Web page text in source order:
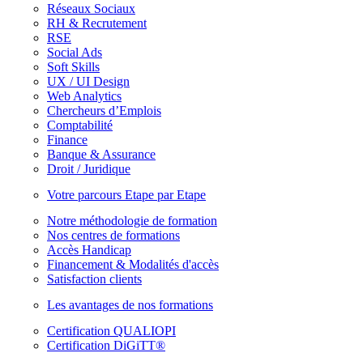
Réseaux Sociaux
RH & Recrutement
RSE
Social Ads
Soft Skills
UX / UI Design
Web Analytics
Chercheurs d’Emplois
Comptabilité
Finance
Banque & Assurance
Droit / Juridique
Votre parcours Etape par Etape
Notre méthodologie de formation
Nos centres de formations
Accès Handicap
Financement & Modalités d'accès
Satisfaction clients
Les avantages de nos formations
Certification QUALIOPI
Certification DiGiTT®